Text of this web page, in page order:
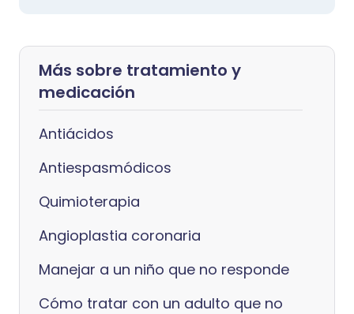
Más sobre tratamiento y
medicación
Antiácidos
Antiespasmódicos
Quimioterapia
Angioplastia coronaria
Manejar a un niño que no responde
Cómo tratar con un adulto que no